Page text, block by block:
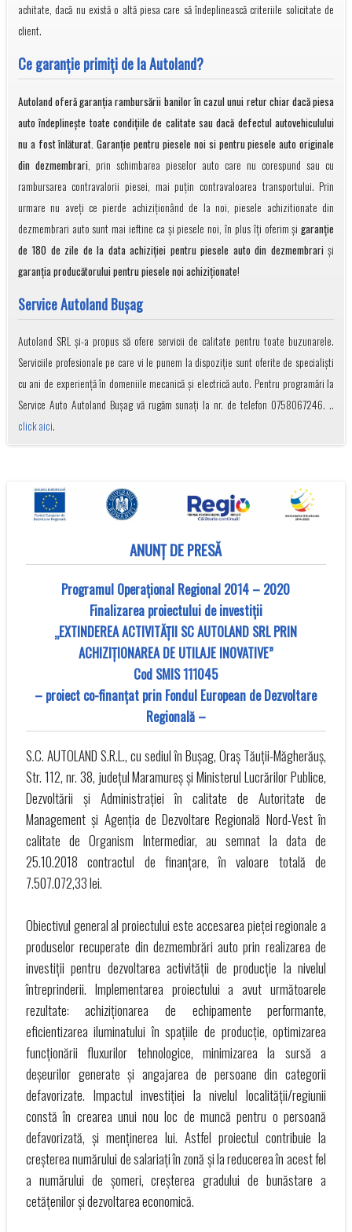
achitate, dacă nu există o altă piesa care să îndeplinească criteriile solicitate de
client.
Ce garanţie primiţi de la Autoland?
Autoland oferă garanția rambursării banilor în cazul unui retur chiar dacă piesa
auto îndeplineşte toate condiţiile de calitate sau dacă defectul autovehiculului
nu a fost înlăturat. Garanţie pentru piesele noi si pentru piesele auto originale
din dezmembrari, prin schimbarea pieselor auto care nu corespund sau cu
rambursarea contravalorii piesei, mai puţin contravaloarea transportului. Prin
urmare nu aveți ce pierde achiziționând de la noi, piesele achizitionate din
dezmembrari auto sunt mai ieftine ca și piesele noi, în plus îți oferim șigaranție
de 180 de zile de la data achiziției pentru piesele auto din dezmembrariși
garanția producătorului pentru piesele noi achiziționate!
Service Autoland Bușag
Autoland SRL și-a propus să ofere servicii de calitate pentru toate buzunarele.
Serviciile profesionale pe care vi le punem la dispoziție sunt oferite de specialiști
cu ani de experiență în domeniile mecanică și electrică auto. Pentru programări la
Service Auto Autoland Bușag vă rugăm sunați la nr. de telefon 0758067246. ..
click aici.
ANUNȚ DE PRESĂ
Programul Operațional Regional 2014 – 2020
Finalizarea proiectului de investiții
„EXTINDEREA ACTIVITĂȚII SC AUTOLAND SRL PRIN
ACHIZIȚIONAREA DE UTILAJE INOVATIVE”
Cod SMIS 111045
– proiect co-finanţat prin Fondul European de Dezvoltare
Regională –
S.C. AUTOLAND S.R.L., cu sediul în Bușag, Oraș Tăuții-Măgherăuș,
Str. 112, nr. 38, județul Maramureș și Ministerul Lucrărilor Publice,
Dezvoltării și Administrației în calitate de Autoritate de
Management și Agenția de Dezvoltare Regională Nord-Vest în
calitate de Organism Intermediar, au semnat la data de
25.10.2018 contractul de finanțare, în valoare totală de
7.507.072,33 lei.
Obiectivul general al proiectului este accesarea pieței regionale a
produselor recuperate din dezmembrări auto prin realizarea de
investiții pentru dezvoltarea activității de producție la nivelul
întreprinderii. Implementarea proiectului a avut următoarele
rezultate: achiziționarea de echipamente performante,
eficientizarea iluminatului în spațiile de producție, optimizarea
funcționării fluxurilor tehnologice, minimizarea la sursă a
deșeurilor generate și angajarea de persoane din categorii
defavorizate. Impactul investiției la nivelul localității/regiunii
constă în crearea unui nou loc de muncă pentru o persoană
defavorizată, și menținerea lui. Astfel proiectul contribuie la
creșterea numărului de salariați în zonă și la reducerea în acest fel
a numărului de șomeri, creșterea gradului de bunăstare a
cetățenilor și dezvoltarea economică.